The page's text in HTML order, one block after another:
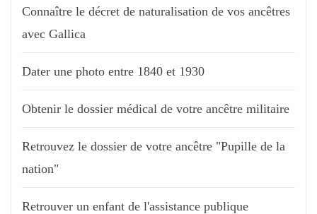
Connaître le décret de naturalisation de vos ancêtres
avec Gallica
Dater une photo entre 1840 et 1930
Obtenir le dossier médical de votre ancêtre militaire
Retrouvez le dossier de votre ancêtre "Pupille de la
nation"
Retrouver un enfant de l'assistance publique